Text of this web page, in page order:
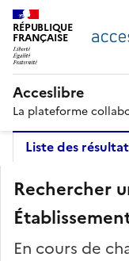
RÉPUBLIQUE
FRANÇAISE
Acceslibre
La plateforme
Liste des
Rechercher
En cours de